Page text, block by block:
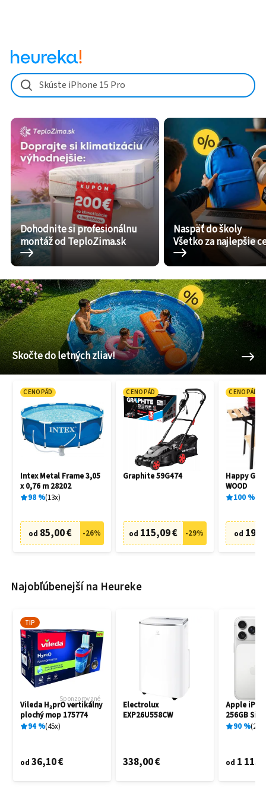
Skúste iPhone 15 Pro
Dohodnite si profesionálnu
montáž od TeploZima.sk
Naspäť do školy
Všetko za najlepšie
Skočte do letných zliav!
CENOPÁD
Intex Metal Frame 3,05
x 0,76 m 28202
98% 13x
od 85,00 € -26%
CENOPÁD
Graphite 59G474
od 115,09 € -29%
CENOPÁD
Happy
WOOD
100%
od
Najobľúbenejší na Heureke
TIP
Sponzorované
Vileda H₂prO vertikálny
plochý mop 175774
94% 45x
od 36,10 €
Electrolux
EXP26U558CW
338,00 €
Apple
256GB
90% 25
od 1